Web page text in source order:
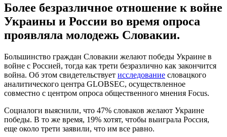
Более безразличное отношение к войне
Украины и России во время опроса
проявляла молодежь Словакии.
Большинство граждан Словакии желают победы Украине в
войне с Россией, тогда как трети безразлично как закончится
война. Об этом свидетельствует исследование словацкого
аналитического центра GLOBSEC, осуществленное
совместно с центром опроса общественного мнения Focus.
Социалоги выяснили, что 47% словаков желают Украине
победы. В то же время, 19% хотят, чтобы выиграла Россия,
еще около трети заявили, что им все равно.